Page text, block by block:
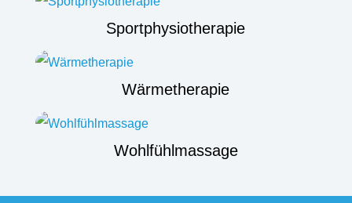
Sportphysiotherapie
Wärmetherapie
Wohlfühlmassage